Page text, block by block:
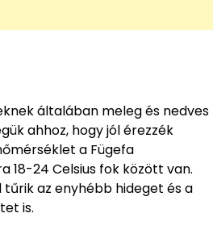
általában meleg és nedves
ahhoz, hogy jól érezzék
a Fügefa
18-24 Celsius fok között van.
az enyhébb hideget és a
is.